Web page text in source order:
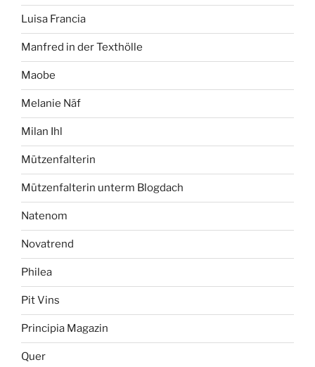
Luisa Francia
Manfred in der Texthölle
Maobe
Melanie Näf
Milan Ihl
Mützenfalterin
Mützenfalterin unterm Blogdach
Natenom
Novatrend
Philea
Pit Vins
Principia Magazin
Quer